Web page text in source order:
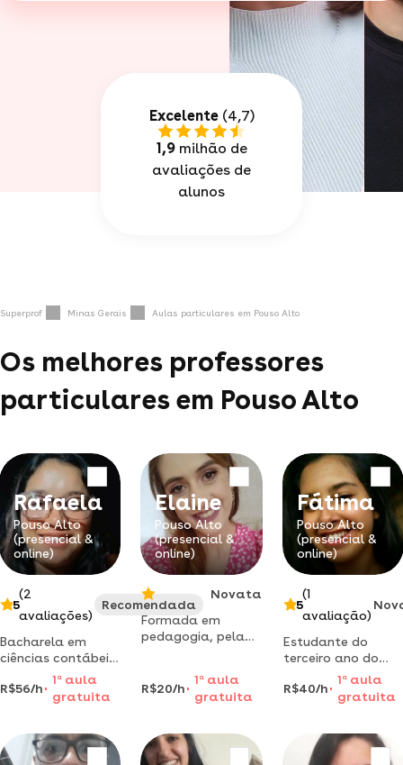
Excelente(4,7)
1,9milhão de
avaliações de
alunos
Superprof Minas Gerais Aulas particulares em Pouso Alto
Os melhores professores
particulares em Pouso Alto
Rafaela
Pouso Alto
(presencial &
online)
5
(2
avaliações)
Recomendada
Bacharela em
ciências contábeis
ensina cálculos,
raciocínio logico,
português nativo e
textos.
R$56/h
1 aaula
gratuita
Elaine
Pouso Alto
(presencial &
online)
Novata
Formada em
pedagogia, pela
nível fundamental.
R$20/h
1 a aula
gratuita
Fátima
Pouso Alto
(presencial &
online)
5
(1
avaliação)
Estudante do
terceiro ano do
médio,apaixonada
por livros e
possuo facilidade
em ensinar,
R$40/h
1 aaula
gratuita